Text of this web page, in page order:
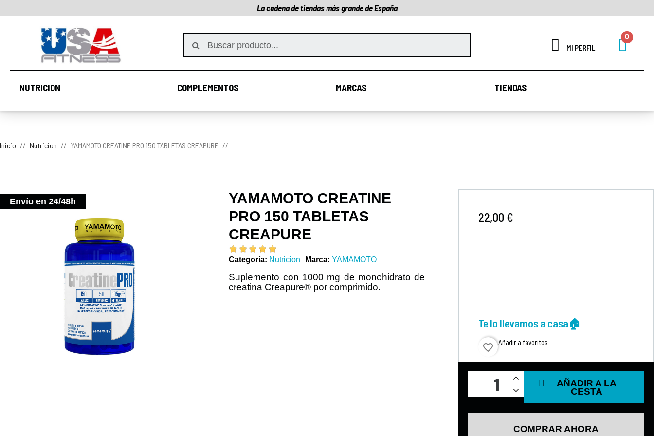
La cadena de tiendas más grande de España
MI PERFIL
NUTRICION COMPLEMENTOS MARCAS TIENDAS
COMPLEMENTOS MARCAS
Inicio Nutricion YAMAMOTO CREATINE PRO 150 TABLETAS CREAPURE
Envío en 24/48h
YAMAMOTO CREATINE
PRO 150 TABLETAS
CREAPURE
Categoría Nutricion Marca YAMAMOTO
Suplemento con 1000 mg de monohidrato de
creatina Creapure® por comprimido.
22,00 €
Te lo llevamos a casa🏠
favorite_border Añadir a favoritos
AÑADIR A LA
CESTA
COMPRAR AHORA